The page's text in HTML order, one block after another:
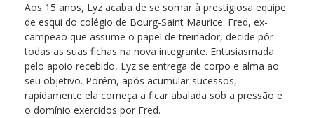
Aos 15 anos, Lyz acaba de se somar à prestigiosa equipe
de esqui do colégio de Bourg-Saint Maurice. Fred, ex-
campeão que assume o papel de treinador, decide pôr
todas as suas fichas na nova integrante. Entusiasmada
pelo apoio recebido, Lyz se entrega de corpo e alma ao
seu objetivo. Porém, após acumular sucessos,
rapidamente ela começa a ficar abalada sob a pressão e
o domínio exercidos por Fred.